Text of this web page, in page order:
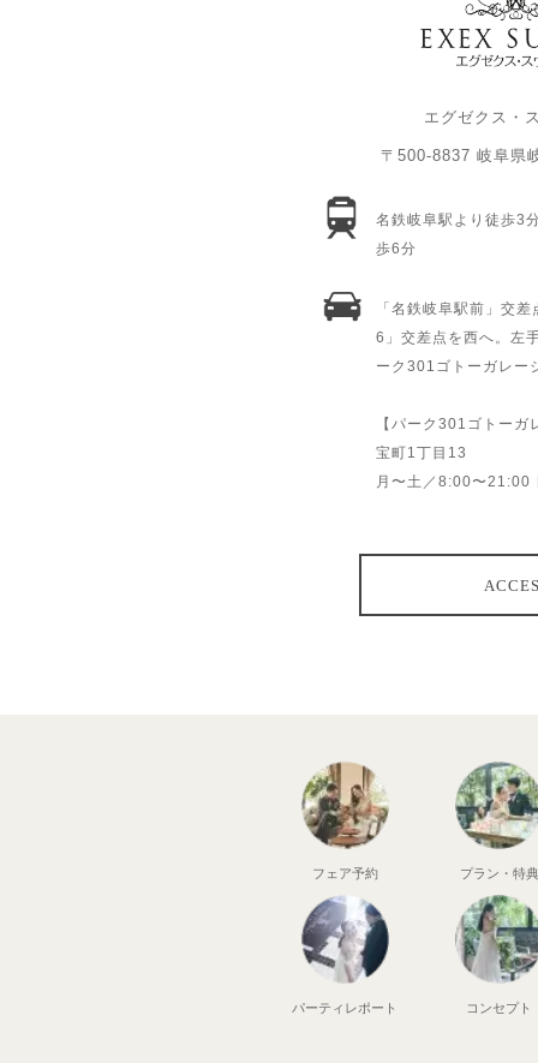
エグゼクス・
〒500-8837 岐阜県
名鉄岐阜駅より徒歩3
歩6分
「名鉄岐阜駅前」交
6」交差点を西へ。左
ーク301ゴトーガレー
【パーク301ゴトー
宝町1丁目13
月〜土／8:00〜21:00
フェア予約 プラン・特典
パーティ レポート コンセプト